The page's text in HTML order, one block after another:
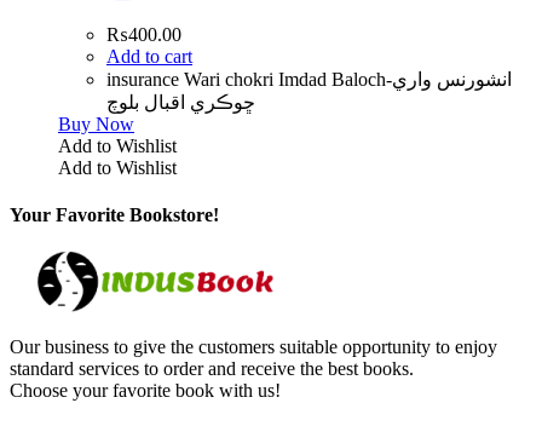
₨400.00
Add to cart
insurance Wari chokri Imdad Baloch-انشورنس واري
ڇوڪري اقبال بلوچ
Buy Now
Add to Wishlist
Add to Wishlist
Your Favorite Bookstore!
Our business to give the customers suitable opportunity to enjoy
standard services to order and receive the best books.
Choose your favorite book with us!